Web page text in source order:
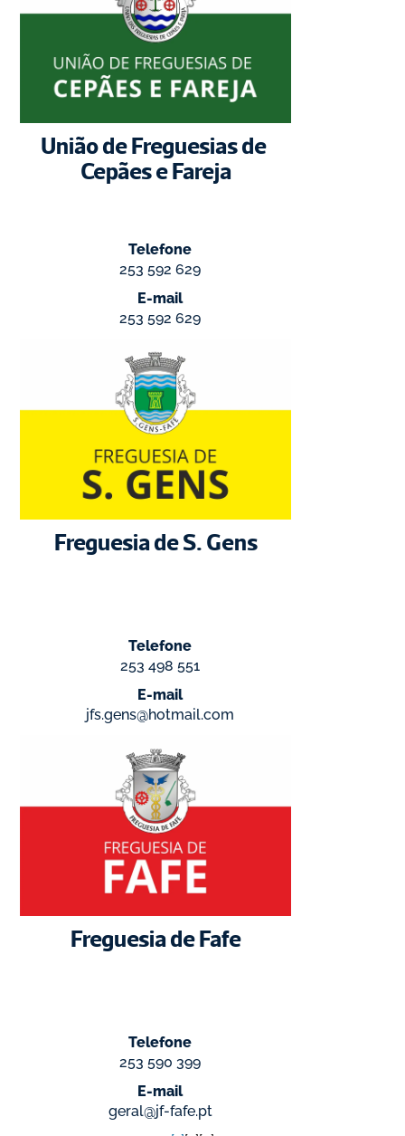
União de Freguesias de
Cepães e Fareja
Telefone
253 592 629
E-mail
253 592 629
Freguesia de S. Gens
Telefone
253 498 551
E-mail
jfs.gens@hotmail.com
Freguesia de Fafe
Telefone
253 590 399
E-mail
geral@jf-fafe.pt